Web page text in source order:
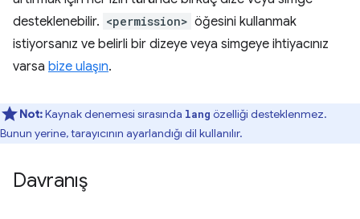
desteklenebilir. <permission> öğesini kullanmak
istiyorsanız ve belirli bir dizeye veya simgeye ihtiyacınız
varsa bize ulaşın.
Not:Kaynak denemesi sırasında lang özelliği desteklenmez.
Bunun yerine, tarayıcının ayarlandığı dil kullanılır.
Davranış